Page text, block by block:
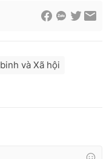
và Xã hội